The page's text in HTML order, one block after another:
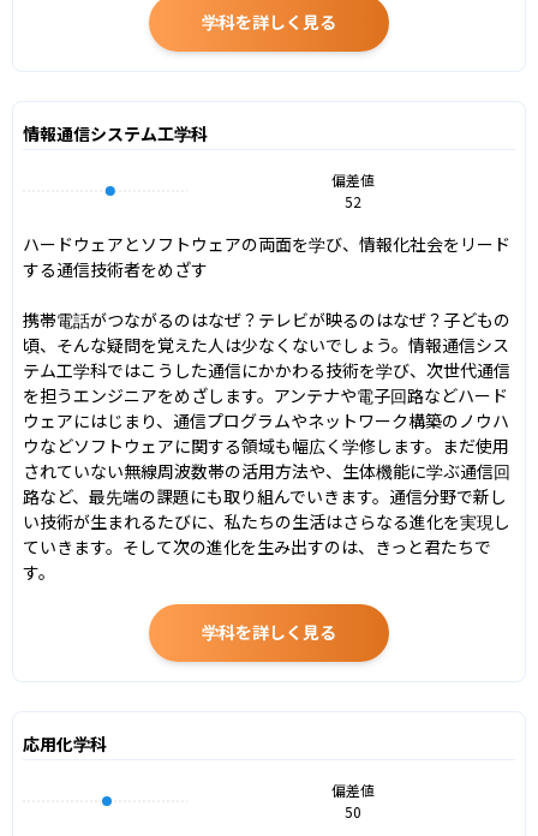
学科を詳しく見る
情報通信システム工学科
偏差値
52
ハードウェアとソフトウェアの両面を学び、情報化社会をリード
する通信技術者をめざす
携帯電話がつながるのはなぜ？テレビが映るのはなぜ？子どもの
頃、そんな疑問を覚えた人は少なくないでしょう。情報通信シス
テム工学科ではこうした通信にかかわる技術を学び、次世代通信
を担うエンジニアをめざします。アンテナや電子回路などハード
ウェアにはじまり、通信プログラムやネットワーク構築のノウハ
ウなどソフトウェアに関する領域も幅広く学修します。まだ使用
されていない無線周波数帯の活用方法や、生体機能に学ぶ通信回
路など、最先端の課題にも取り組んでいきます。通信分野で新し
い技術が生まれるたびに、私たちの生活はさらなる進化を実現し
ていきます。そして次の進化を生み出すのは、きっと君たちで
す。
学科を詳しく見る
応用化学科
偏差値
50